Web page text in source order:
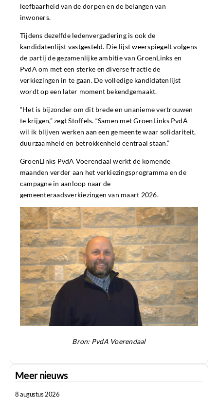
leefbaarheid van de dorpen en de belangen van
inwoners.
Tijdens dezelfde ledenvergadering is ook de
kandidatenlijst vastgesteld. Die lijst weerspiegelt volgens
de partij de gezamenlijke ambitie van GroenLinks en
PvdA om met een sterke en diverse fractie de
verkiezingen in te gaan. De volledige kandidatenlijst
wordt op een later moment bekendgemaakt.
“Het is bijzonder om dit brede en unanieme vertrouwen
te krijgen,” zegt Stoffels. “Samen met GroenLinks PvdA
wil ik blijven werken aan een gemeente waar solidariteit,
duurzaamheid en betrokkenheid centraal staan.”
GroenLinks PvdA Voerendaal werkt de komende
maanden verder aan het verkiezingsprogramma en de
campagne in aanloop naar de
gemeenteraadsverkiezingen van maart 2026.
Bron: PvdA Voerendaal
Meer nieuws
8 augustus 2026